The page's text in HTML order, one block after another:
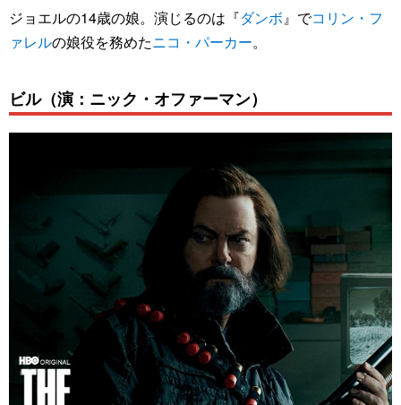
ジョエルの14歳の娘。演じるのは『ダンボ』でコリン・フ
ァレルの娘役を務めたニコ・パーカー。
ビル（演：ニック・オファーマン）